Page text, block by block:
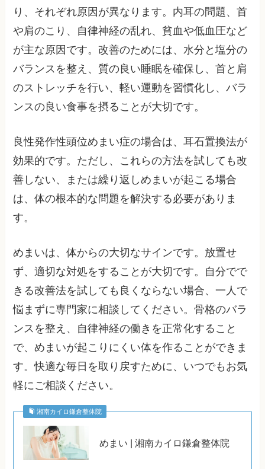
り、それぞれ原因が異なります。内耳の問題、首
や肩のこり、自律神経の乱れ、貧血や低血圧など
が主な原因です。改善のためには、水分と塩分の
バランスを整え、質の良い睡眠を確保し、首と肩
のストレッチを行い、軽い運動を習慣化し、バラ
ンスの良い食事を摂ることが大切です。
良性発作性頭位めまい症の場合は、耳石置換法が
効果的です。ただし、これらの方法を試しても改
善しない、または繰り返しめまいが起こる場合
は、体の根本的な問題を解決する必要がありま
す。
めまいは、体からの大切なサインです。放置せ
ず、適切な対処をすることが大切です。自分でで
きる改善法を試しても良くならない場合、一人で
悩まずに専門家に相談してください。骨格のバラ
ンスを整え、自律神経の働きを正常化すること
で、めまいが起こりにくい体を作ることができま
す。快適な毎日を取り戻すために、いつでもお気
軽にご相談ください。
湘南カイロ鎌倉整体院
めまい | 湘南カイロ鎌倉整体院